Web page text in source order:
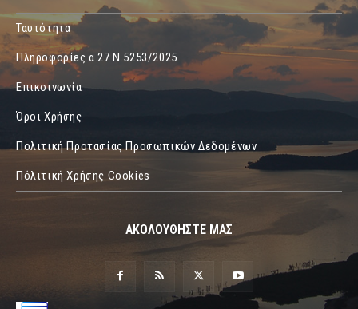
Ταυτότητα
Πληροφορίες α.27 Ν.5253/2025
Επικοινωνία
Όροι Χρήσης
Πολιτική Προτασίας Προσωπικών Δεδομένων
Πόλιτική Χρήσης Cookies
ΑΚΟΛΟΥΘΗΣΤΕ ΜΑΣ